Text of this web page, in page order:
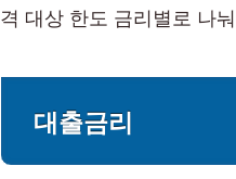
격 대상 한도 금리별로 나
대출금리